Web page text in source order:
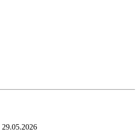
29.05.2026